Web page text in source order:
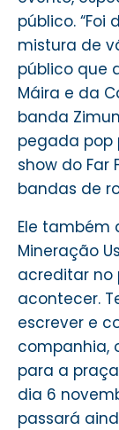
público.
mistura de
público que
Máira e da
banda
pegada pop
show do Far
bandas de
Ele também
Mineração
acreditar no
acontecer.
escrever e
companhia,
para a
dia 6
passará